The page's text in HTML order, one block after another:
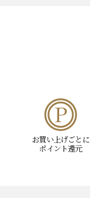
お買い上げごとに
ポイント還元